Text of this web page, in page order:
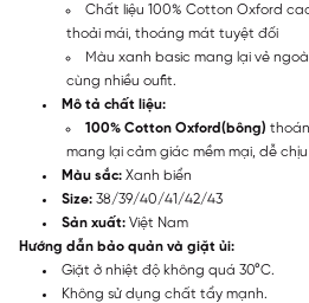
Chất liệu 100% Cotton Oxford
thoải mái, thoáng mát tuyệt đối
Màu xanh basic mang lại vẻ
cùng nhiều oufit.
Mô tả chất liệu:
100% Cotton Oxford(bông)
mang lại cảm giác mềm mại, dễ
Màu sắc: Xanh biển
Size: 38/39/40/41/42/43
Sản xuất: Việt Nam
Hướng dẫn bảo quản và giặt ủi:
Giặt ở nhiệt độ không quá 30°C.
Không sử dụng chất tẩy mạnh.